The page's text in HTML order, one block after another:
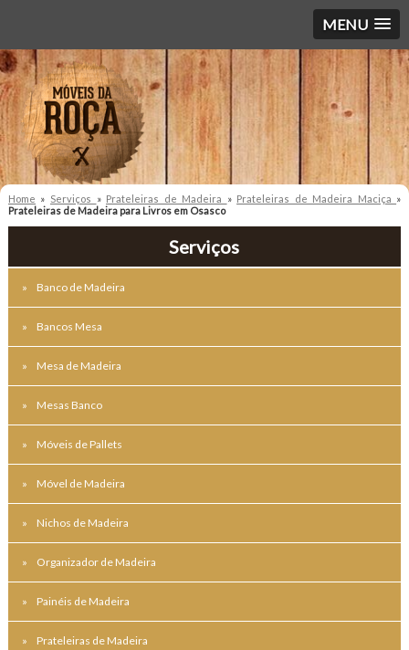
MENU
Home » Serviços » Prateleiras de Madeira » Prateleiras de Madeira Maciça »
Prateleiras de Madeira para Livros em Osasco
Serviços
Banco de Madeira
Bancos Mesa
Mesa de Madeira
Mesas Banco
Móveis de Pallets
Móvel de Madeira
Nichos de Madeira
Organizador de Madeira
Painéis de Madeira
Prateleiras de Madeira